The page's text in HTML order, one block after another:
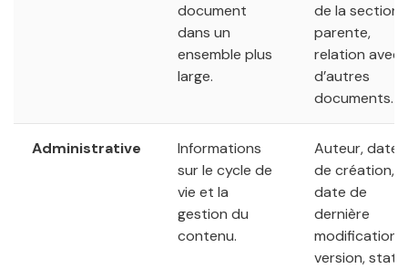
document
dans un
ensemble plus
large.
de la section
parente,
relation avec
d’autres
documents.
Administrative
Informations
sur le cycle de
vie et la
gestion du
contenu.
Auteur, date
de création,
date de
dernière
modification,
version,